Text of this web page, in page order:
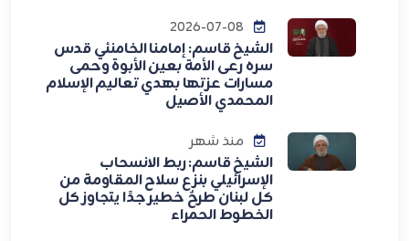
الشيخ قاسم: إمامنا الخامنئي قدس
سره رعى الأمة بعين الأبوة وحمى
مسارات عزتها بهدي تعاليم الإسلام
المحمدي الأصيل
منذ شهر
الشيخ قاسم: ربط الانسحاب
الإسرائيلي بنزع سلاح المقاومة من
كل لبنان طرحٌ خطير جدًا يتجاوز كل
الخطوط الحمراء